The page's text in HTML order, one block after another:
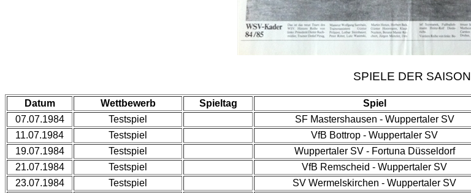
SPIELE DER SAISON
Datum Wettbewerb Spieltag Spiel
07.07.1984
Testspiel SF Mastershausen - Wuppertaler SV
11.07.1984
Testspiel VfB Bottrop - Wuppertaler SV
19.07.1984
Testspiel Wuppertaler SV - Fortuna Düsseldorf
21.07.1984
Testspiel VfB Remscheid - Wuppertaler SV
23.07.1984
Testspiel SV Wermelskirchen - Wuppertaler SV